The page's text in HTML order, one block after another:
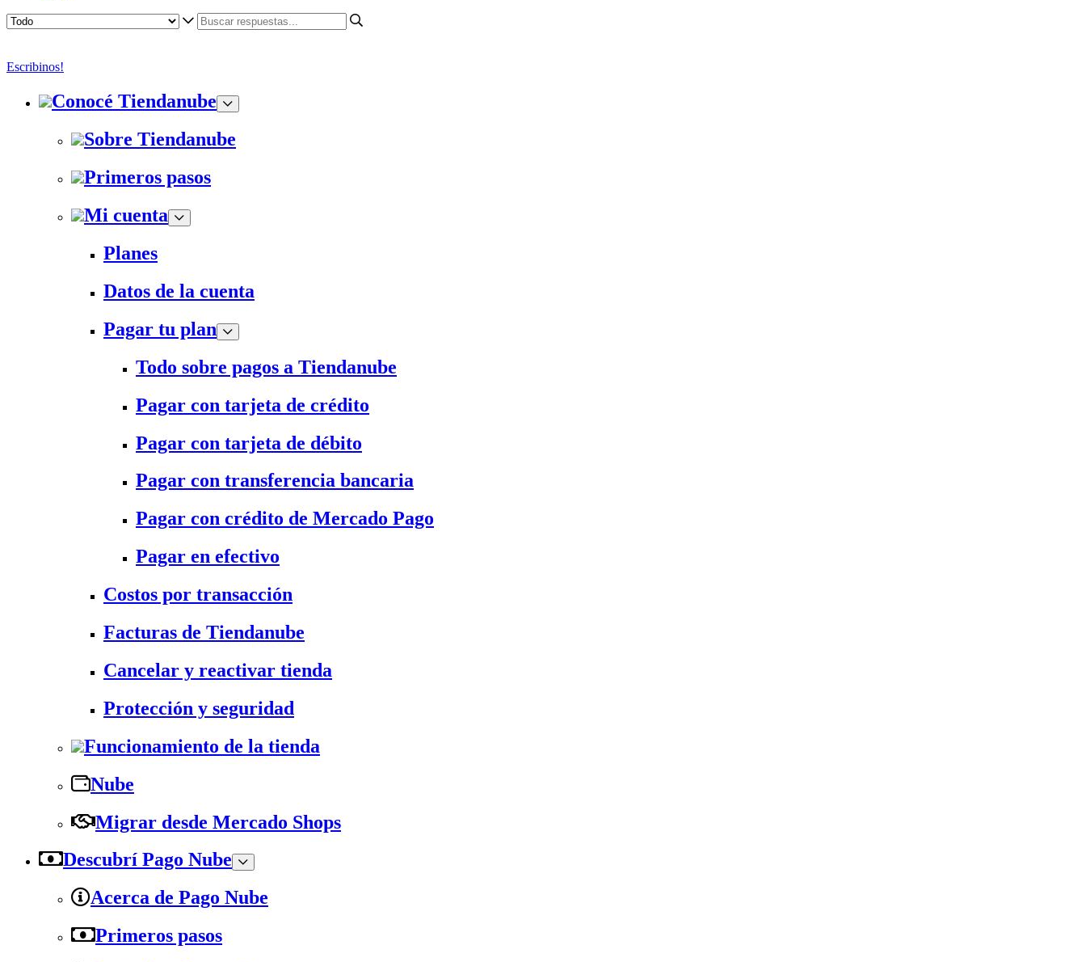
Escribinos!
Conocé Tiendanube
Sobre Tiendanube
Primeros pasos
Mi cuenta
Planes
Datos de la cuenta
Pagar tu plan
Todo sobre pagos a Tiendanube
Pagar con tarjeta de crédito
Pagar con tarjeta de débito
Pagar con transferencia bancaria
Pagar con crédito de Mercado Pago
Pagar en efectivo
Costos por transacción
Facturas de Tiendanube
Cancelar y reactivar tienda
Protección y seguridad
Funcionamiento de la tienda
Nube
Migrar desde Mercado Shops
Descubrí Pago Nube
Acerca de Pago Nube
Primeros pasos